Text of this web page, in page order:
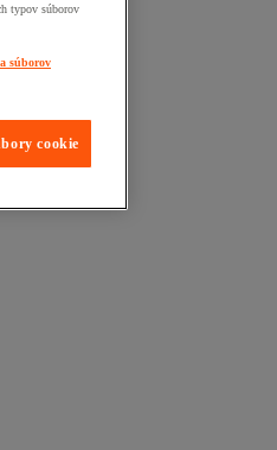
typov súborov
súborov
cookie